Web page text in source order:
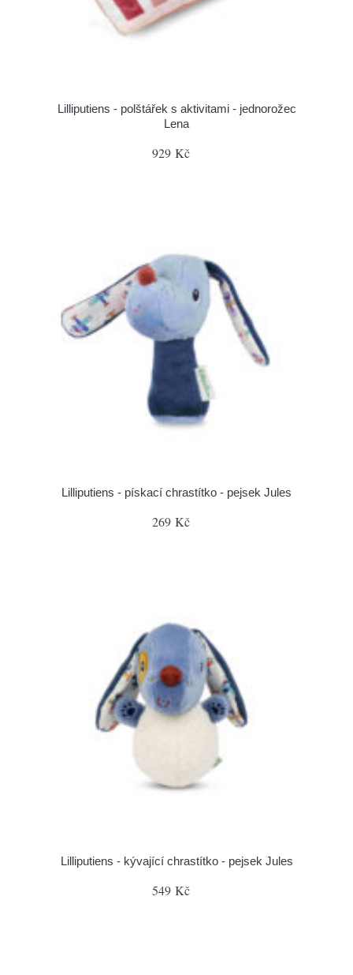
Lilliputiens - polštářek s aktivitami - jednorožec
Lena
929 Kč
Lilliputiens - pískací chrastítko - pejsek Jules
269 Kč
Lilliputiens - kývající chrastítko - pejsek Jules
549 Kč